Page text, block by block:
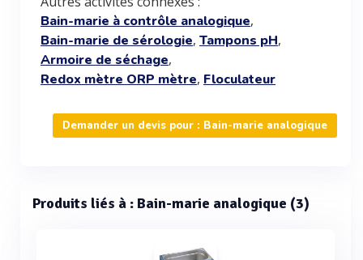
Bain-marie à contrôle analogique,
Bain-marie de sérologie, Tampons pH,
Armoire de séchage,
Redox mètre ORP mètre, Floculateur
Demander un devis pour : Bain-marie analogique
Produits liés à : Bain-marie analogique (3)